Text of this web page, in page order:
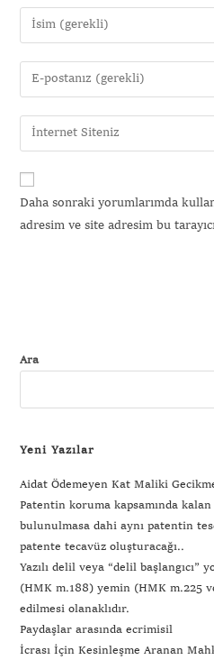
Daha sonraki yorumlarımda
adresim ve site adresim bu
Ara
Yeni Yazılar
Aidat Ödemeyen Kat Maliki
Patentin koruma kapsamında
bulunulmasa dahi aynı patentin
patente tecavüz oluşturacağı..
Yazılı delil veya “delil
(HMK m.188) yemin (HMK m.225
edilmesi olanaklıdır.
Paydaşlar arasında ecrimisil
İcrası İçin Kesinleşme Aranan